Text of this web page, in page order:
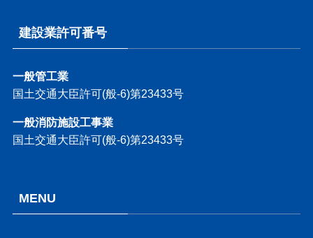
建設業許可番号
一般管工業
国土交通大臣許可(般-6)第23433号
一般消防施設工事業
国土交通大臣許可(般-6)第23433号
MENU